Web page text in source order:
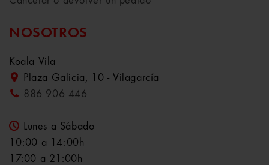
NOSOTROS
Koala Vila
Plaza Galicia, 10 - Vilagarcía
886 906 446
Lunes a Sábado
10:00 a 14:00h
17:00 a 21:00h